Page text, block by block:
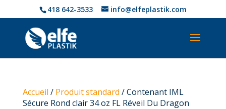
418 642-3533 info@elfeplastik.com
Accueil / Produit standard / Contenant IML
Sécure Rond clair 34 oz FL Réveil Du Dragon